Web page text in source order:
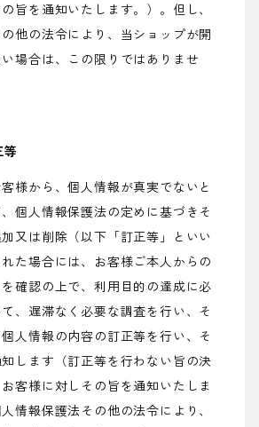
旨を通知いたします。）。但し、
他の法令により、当ショップが開
場合は、この限りではありませ
等
様から、個人情報が真実でないと
個人情報保護法の定めに基づきそ
又は削除（以下「訂正等」といい
た場合には、お客様ご本人からの
確認の上で、利用目的の達成に必
、遅滞なく必要な調査を行い、そ
人情報の内容の訂正等を行い、そ
します（訂正等を行わない旨の決
客様に対しその旨を通知いたしま
情報保護法その他の法令により、